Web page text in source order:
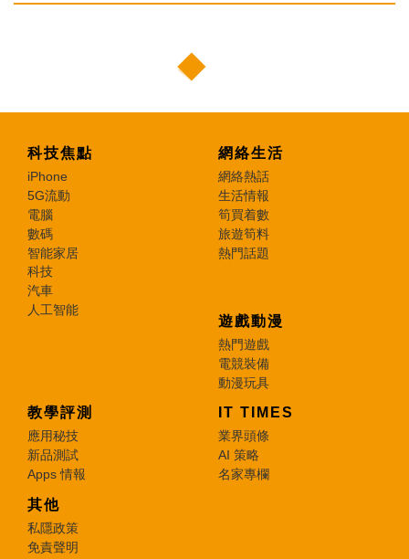
科技焦點
iPhone
5G流動
電腦
數碼
智能家居
科技
汽車
人工智能
網絡生活
網絡熱話
生活情報
筍買着數
旅遊筍料
熱門話題
遊戲動漫
熱門遊戲
電競裝備
動漫玩具
教學評測
應用秘技
新品測試
Apps 情報
IT TIMES
業界頭條
AI 策略
名家專欄
其他
私隱政策
免責聲明